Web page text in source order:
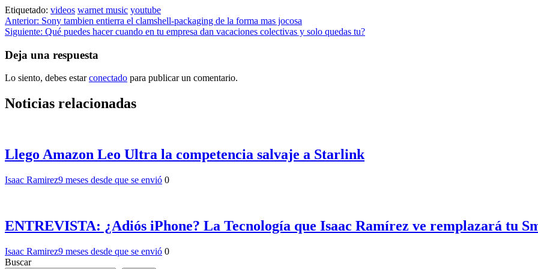
Etiquetado: videos warnet music youtube
Navegación
de
entradas
Anterior: Sony tambien entierra el clamshell-packaging de la forma mas jocosa
Siguiente: Qué puedes hacer cuando en tu empresa dan vacaciones colectivas y solo quedas tu?
Deja una respuesta
Lo siento, debes estarconectado para publicar un comentario.
Noticias relacionadas
Llego Amazon Leo Ultra la competencia salvaje a Starlink
Isaac Ramirez9 meses desde que se envió 0
ENTREVISTA: ¿Adiós iPhone? La Tecnología que Isaac Ramírez ve remplazará tu
Isaac Ramirez9 meses desde que se envió 0
Buscar